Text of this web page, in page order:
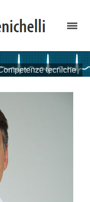
tecniche